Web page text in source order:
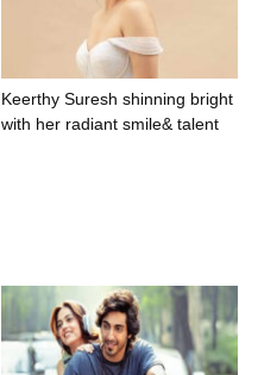
Keerthy Suresh shinning bright
with her radiant smile& talent